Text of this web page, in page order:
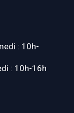
: 10h-
: 10h-16h